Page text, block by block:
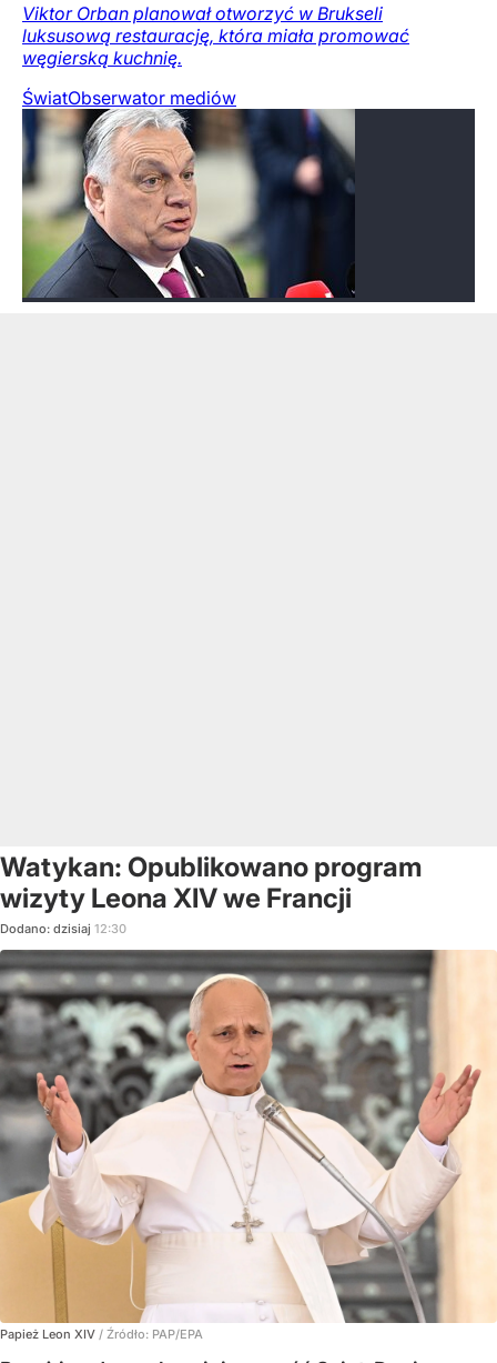
Viktor Orban planował otworzyć w Brukseli
luksusową restaurację, która miała promować
węgierską kuchnię.
ŚwiatObserwator mediów
Watykan: Opublikowano program
wizyty Leona XIV we Francji
Dodano: dzisiaj 12:30
Papież Leon XIV / Źródło: PAP/EPA